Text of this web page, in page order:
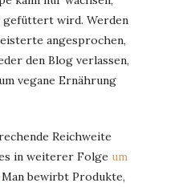
gefüttert wird. Werden
angesprochen,
den Blog verlassen,
vegane Ernährung
Reichweite
in weiterer Folge um
Man bewirbt Produkte,